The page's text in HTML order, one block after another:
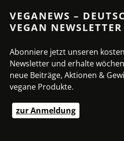
VEGANEWS –
VEGAN NEWSLETTER
Abonniere jetzt unseren
Newsletter und erhalte
neue Beiträge, Aktionen &
vegane Produkte.
zur Anmeldung